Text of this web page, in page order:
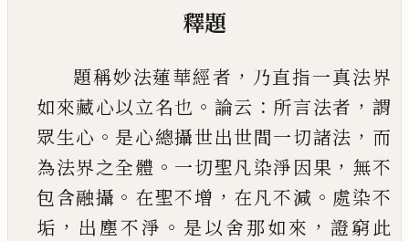
釋題
題稱妙法蓮華經者 ， 乃直指一真法界
如來藏心以立名也 。 論云 ： 所言法者 ， 謂
眾生心 。 是心總攝世出世間一切諸法 ， 而
為法界之全體 。 一切聖凡染淨因果 ， 無不
包含融攝 。 在聖不增 ， 在凡不減 。 處染不
垢 ， 出塵不淨 。 是以舍那如來 ， 證窮此